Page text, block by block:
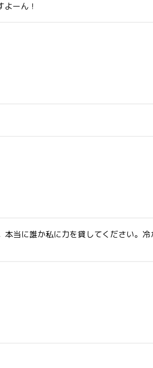
ーん！
当に誰か私に力を貸してください。